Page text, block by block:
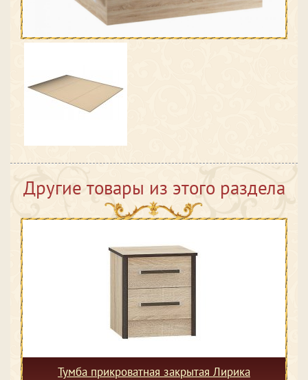
Другие товары из этого раздела
Тумба прикроватная закрытая Лирика